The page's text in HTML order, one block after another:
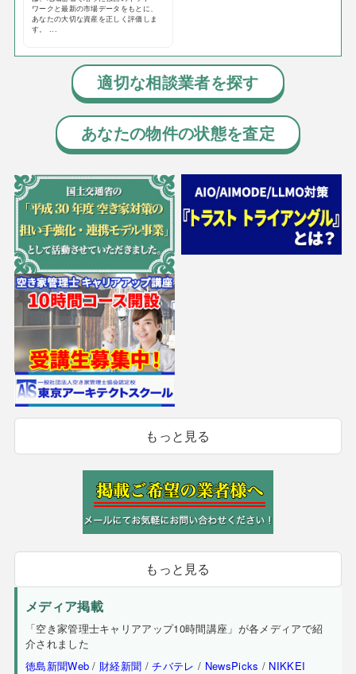
ワークと最新の市場データをもとに、
あなたの大切な資産を正しく評価しま
す。 ...
適切な相談業者を探す
あなたの物件の状態を査定
もっと見る
もっと見る
メディア掲載
「空き家管理士キャリアアップ10時間講座」が各メディアで紹
介されました
徳島新聞Web / 財経新聞 /チバテレ / NewsPicks / NIKKEI